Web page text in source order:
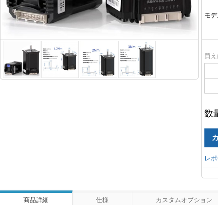
モ
買
数
レ
商品詳細 仕様 カスタムオプション